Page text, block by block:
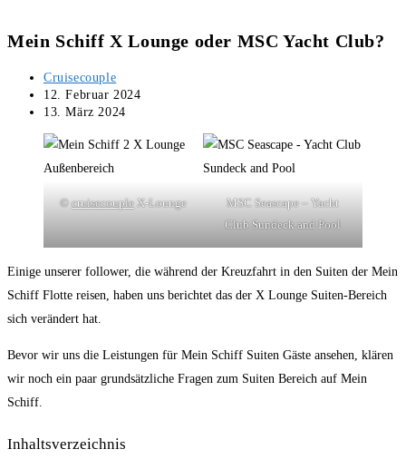
Mein Schiff X Lounge oder MSC Yacht Club?
Beitrags-
Autor:
Cruisecouple
Beitrag
veröffentlicht:
12. Februar 2024
Beitrag
geändert
am:
13. März 2024
©cruisecouple X-Lounge
MSC Seascape – Yacht
Club Sundeck and Pool
Einige unserer follower, die während der Kreuzfahrt in den Suiten der Mein
Schiff Flotte reisen, haben uns berichtet das der X Lounge Suiten-Bereich
sich verändert hat.
Bevor wir uns die Leistungen für Mein Schiff Suiten Gäste ansehen, klären
wir noch ein paar grundsätzliche Fragen zum Suiten Bereich auf Mein
Schiff.
Inhaltsverzeichnis